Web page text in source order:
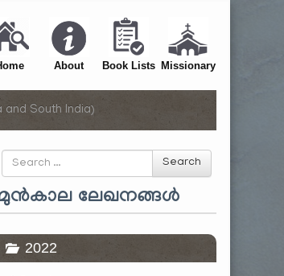
About Book Lists Missionary
South India)
Search
for
Search
ലേഖനങ്ങൾ
2022